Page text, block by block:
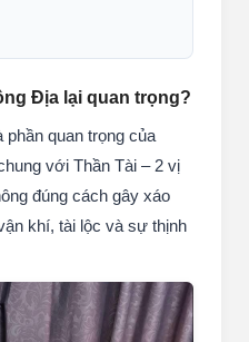
Địa lại quan trọng?
phần quan trọng của
với Thần Tài – 2 vị
đúng cách gây xáo
khí, tài lộc và sự thịnh